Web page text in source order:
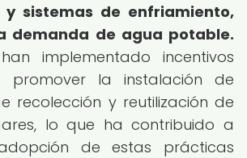
y sistemas de enfriamiento,
demanda de agua potable.
implementado incentivos
promover la instalación de
recolección y reutilización de
lo que ha contribuido a
de estas prácticas